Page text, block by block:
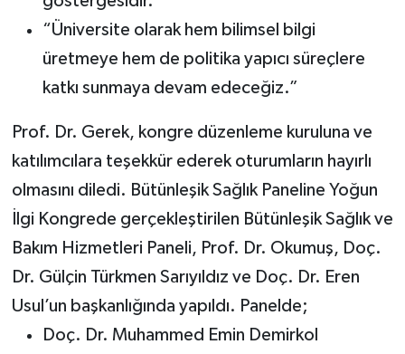
“Üniversite olarak hem bilimsel bilgi
üretmeye hem de politika yapıcı süreçlere
katkı sunmaya devam edeceğiz.”
Prof. Dr. Gerek, kongre düzenleme kuruluna ve
katılımcılara teşekkür ederek oturumların hayırlı
olmasını diledi. Bütünleşik Sağlık Paneline Yoğun
İlgi Kongrede gerçekleştirilen Bütünleşik Sağlık ve
Bakım Hizmetleri Paneli, Prof. Dr. Okumuş, Doç.
Dr. Gülçin Türkmen Sarıyıldız ve Doç. Dr. Eren
Usul’un başkanlığında yapıldı. Panelde;
Doç. Dr. Muhammed Emin Demirkol